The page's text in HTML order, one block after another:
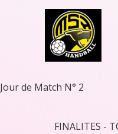
Jour de Match N° 2
FINALITES -